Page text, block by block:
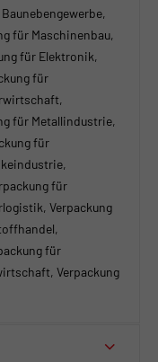
für Maschinenbau,
für Elektronik,
für
für Metallindustrie,
für
für
Verpackung
für
Verpackung